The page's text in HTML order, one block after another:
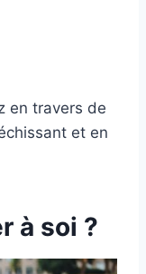
en travers de
et en
à soi ?